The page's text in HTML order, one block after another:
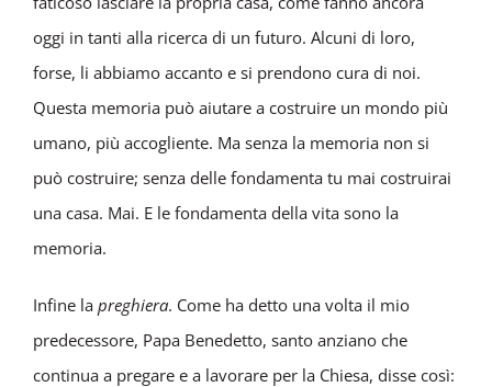
oggi in tanti alla ricerca di un futuro. Alcuni di loro,
forse, li abbiamo accanto e si prendono cura di noi.
Questa memoria può aiutare a costruire un mondo più
umano, più accogliente. Ma senza la memoria non si
può costruire; senza delle fondamenta tu mai costruirai
una casa. Mai. E le fondamenta della vita sono la
memoria.
Infine la preghiera. Come ha detto una volta il mio
predecessore, Papa Benedetto, santo anziano che
continua a pregare e a lavorare per la Chiesa, disse così: